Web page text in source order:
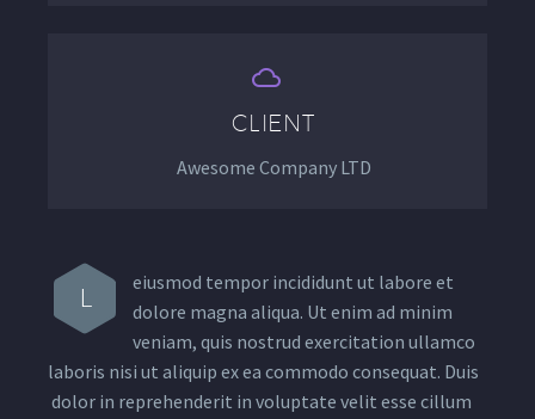


CLIENT
Awesome Company LTD
L
eiusmod tempor incididunt ut labore et
dolore magna aliqua. Ut enim ad minim
veniam, quis nostrud exercitation ullamco
laboris nisi ut aliquip ex ea commodo consequat. Duis
dolor in reprehenderit in voluptate velit esse cillum